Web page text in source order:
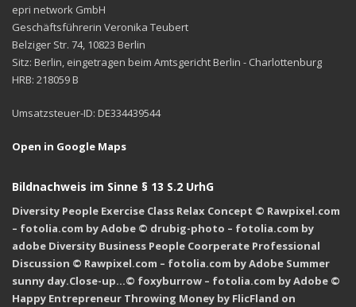
epri network GmbH
Geschäftsführerin Veronika Teubert
Belziger Str. 74, 10823 Berlin
Sitz: Berlin, eingetragen beim Amtsgericht Berlin - Charlottenburg
HRB: 218059 B
Umsatzsteuer-ID: DE334439544
Open in Google Maps
Bildnachweis im Sinne § 13 S.2 UrhG
Diversity People Exercise Class Relax Concept © Rawpixel.com
– fotolia.com by Adobe © drubig-photo – fotolia.com by
adobe Diversity Business People Coorperate Professional
Discussion © Rawpixel.com – fotolia.com by Adobe Summer
sunny day.Close-up…© foxyburrow – fotolia.com by Adobe ©
Happy Entrepreneur Throwing Money by FlicFland on